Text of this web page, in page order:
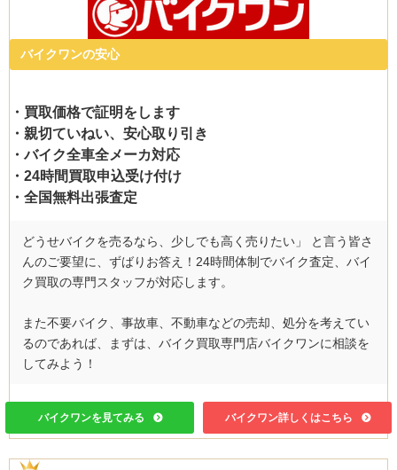
バイクワンの安心
・買取価格で証明をします
・親切ていねい、安心取り引き
・バイク全車全メーカ対応
・24時間買取申込受け付け
・全国無料出張査定
どうせバイクを売るなら、少しでも高く売りたい」 と言う皆さ
んのご要望に、ずばりお答え！24時間体制でバイク査定、バイ
ク買取の専門スタッフが対応します。
また不要バイク、事故車、不動車などの売却、処分を考えてい
るのであれば、まずは、バイク買取専門店バイクワンに相談を
してみよう！
バイクワンを見てみる バイクワン詳しくはこちら